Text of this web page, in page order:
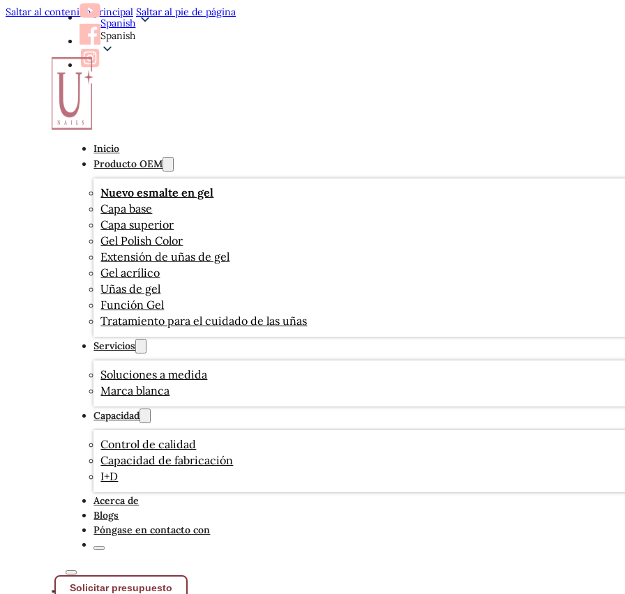
Saltar al contenido principal Saltar al pie de página
Spanish
Spanish
Inicio
Producto OEM
Nuevo esmalte en gel
Capa base
Capa superior
Gel Polish Color
Extensión de uñas de gel
Gel acrílico
Uñas de gel
Función Gel
Tratamiento para el cuidado de las uñas
Servicios
Soluciones a medida
Marca blanca
Capacidad
Control de calidad
Capacidad de fabricación
I+D
Acerca de
Blogs
Póngase en contacto con
Solicitar presupuesto